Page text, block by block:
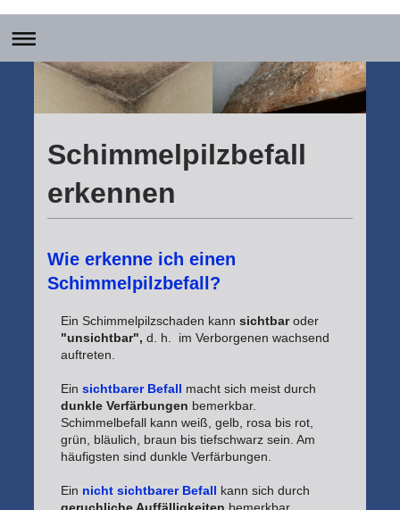
Schimmelpilzbefall
erkennen
Wie erkenne ich einen
Schimmelpilzbefall?
Ein Schimmelpilzschaden kann sichtbaroder
"unsichtbar", d. h. im Verborgenen wachsend
auftreten.
Ein sichtbarer Befall macht sich meist durch
dunkle Verfärbungen bemerkbar.
Schimmelbefall kann weiß, gelb, rosa bis rot,
grün, bläulich, braun bis tiefschwarz sein. Am
häufigsten sind dunkle Verfärbungen.
Ein nicht sichtbarer Befall kann sich durch